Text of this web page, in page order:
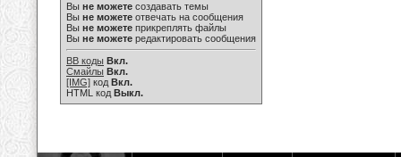
Вы не можете создавать темы
Вы не можете отвечать на сообщения
Вы не можете прикреплять файлы
Вы не можете редактировать сообщения
BB коды Вкл.
Смайлы Вкл.
[IMG] код Вкл.
HTML код Выкл.